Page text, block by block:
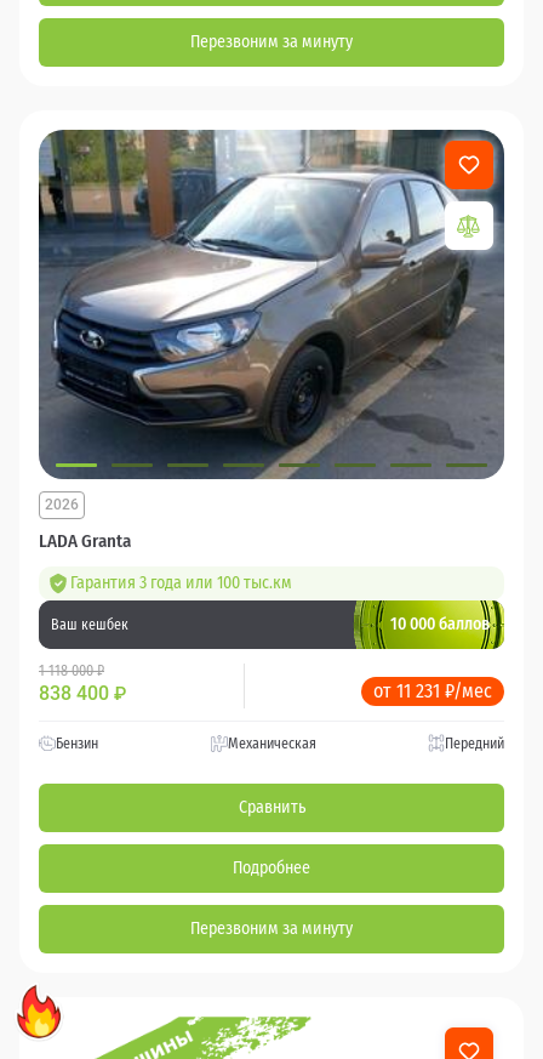
Перезвоним за минуту
LADA Granta
2026
Гарантия 3 года или 100 тыс.км
Ваш кешбек 10 000 баллов
1 118 000 ₽
838 400 ₽ от 11 231 ₽/мес
Бензин Механическая Передний
Сравнить
Подробнее
Перезвоним за минуту